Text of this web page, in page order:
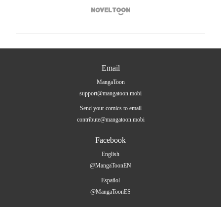

Email
MangaToon
support@mangatoon.mobi
Send your comics to email
contribute@mangatoon.mobi
Facebook
English
@MangaToonEN
Español
@MangaToonES